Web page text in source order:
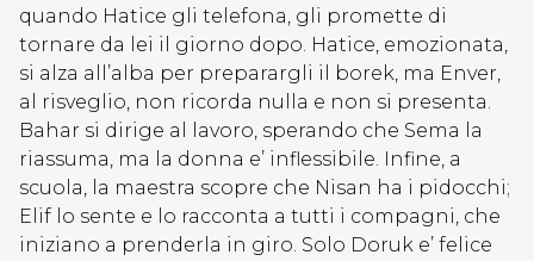
quando Hatice gli telefona, gli promette di
tornare da lei il giorno dopo. Hatice, emozionata,
si alza all’alba per preparargli il borek, ma Enver,
al risveglio, non ricorda nulla e non si presenta.
Bahar si dirige al lavoro, sperando che Sema la
riassuma, ma la donna e’ inflessibile. Infine, a
scuola, la maestra scopre che Nisan ha i pidocchi;
Elif lo sente e lo racconta a tutti i compagni, che
iniziano a prenderla in giro. Solo Doruk e’ felice